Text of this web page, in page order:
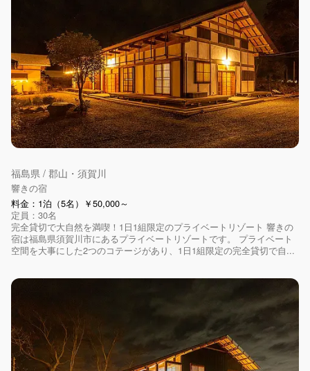
福島県 / 郡山・須賀川
響きの宿
料金：1泊（5名）￥50,000～
定員：30名
完全貸切で大自然を満喫！1日1組限定のプライベートリゾート 響きの
宿は福島県須賀川市にあるプライベートリゾートです。 プライベート
空間を大事にした2つのコテージがあり、1日1組限定の完全貸切で自...